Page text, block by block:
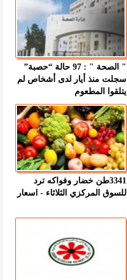
" الصحة " : 97 حالة “حصبة”
سجلت منذ أيار لدى أشخاص لم
يتلقوا المطعوم
3341طن خضار وفواكه ترد
للسوق المركزي الثلاثاء - اسعار